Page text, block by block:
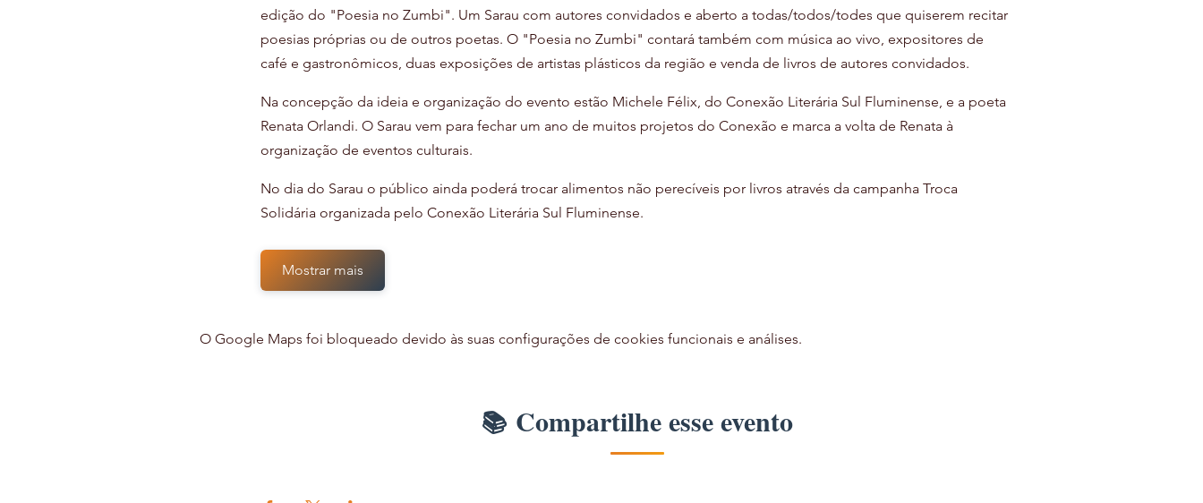
edição do "Poesia no Zumbi". Um Sarau com autores convidados e aberto a todas/todos/todes que quiserem recitar
poesias próprias ou de outros poetas. O "Poesia no Zumbi" contará também com música ao vivo, expositores de
café e gastronômicos, duas exposições de artistas plásticos da região e venda de livros de autores convidados.
Na concepção da ideia e organização do evento estão Michele Félix, do Conexão Literária Sul Fluminense, e a poeta
Renata Orlandi. O Sarau vem para fechar um ano de muitos projetos do Conexão e marca a volta de Renata à
organização de eventos culturais.
No dia do Sarau o público ainda poderá trocar alimentos não perecíveis por livros através da campanha Troca
Solidária organizada pelo Conexão Literária Sul Fluminense.
Mostrar mais
O Google Maps foi bloqueado devido às suas configurações de cookies funcionais e análises.
Compartilhe esse evento